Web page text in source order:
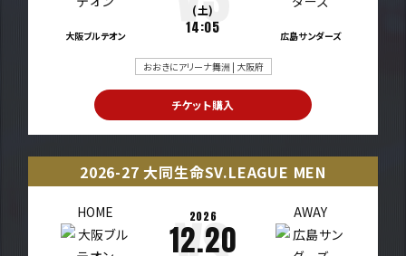
大阪ブルテオン
(土)
14:05 広島サンダーズ
おおきにアリーナ舞洲 | 大阪府
チケット購入
2026-27 大同生命SV.LEAGUE MEN
HOME 2026
12.20
AWAY